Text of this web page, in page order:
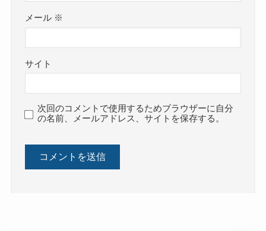
メール ※
サイト
次回のコメントで使用するためブラウザーに自分
の名前、メールアドレス、サイトを保存する。